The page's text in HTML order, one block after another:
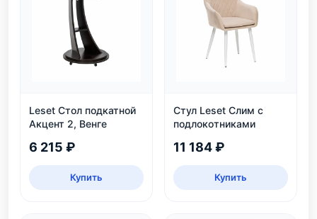
Leset Стол подкатной
Акцент 2, Венге
6 215 ₽
Купить
Стул Leset Слим с
подлокотниками
11 184 ₽
Купить